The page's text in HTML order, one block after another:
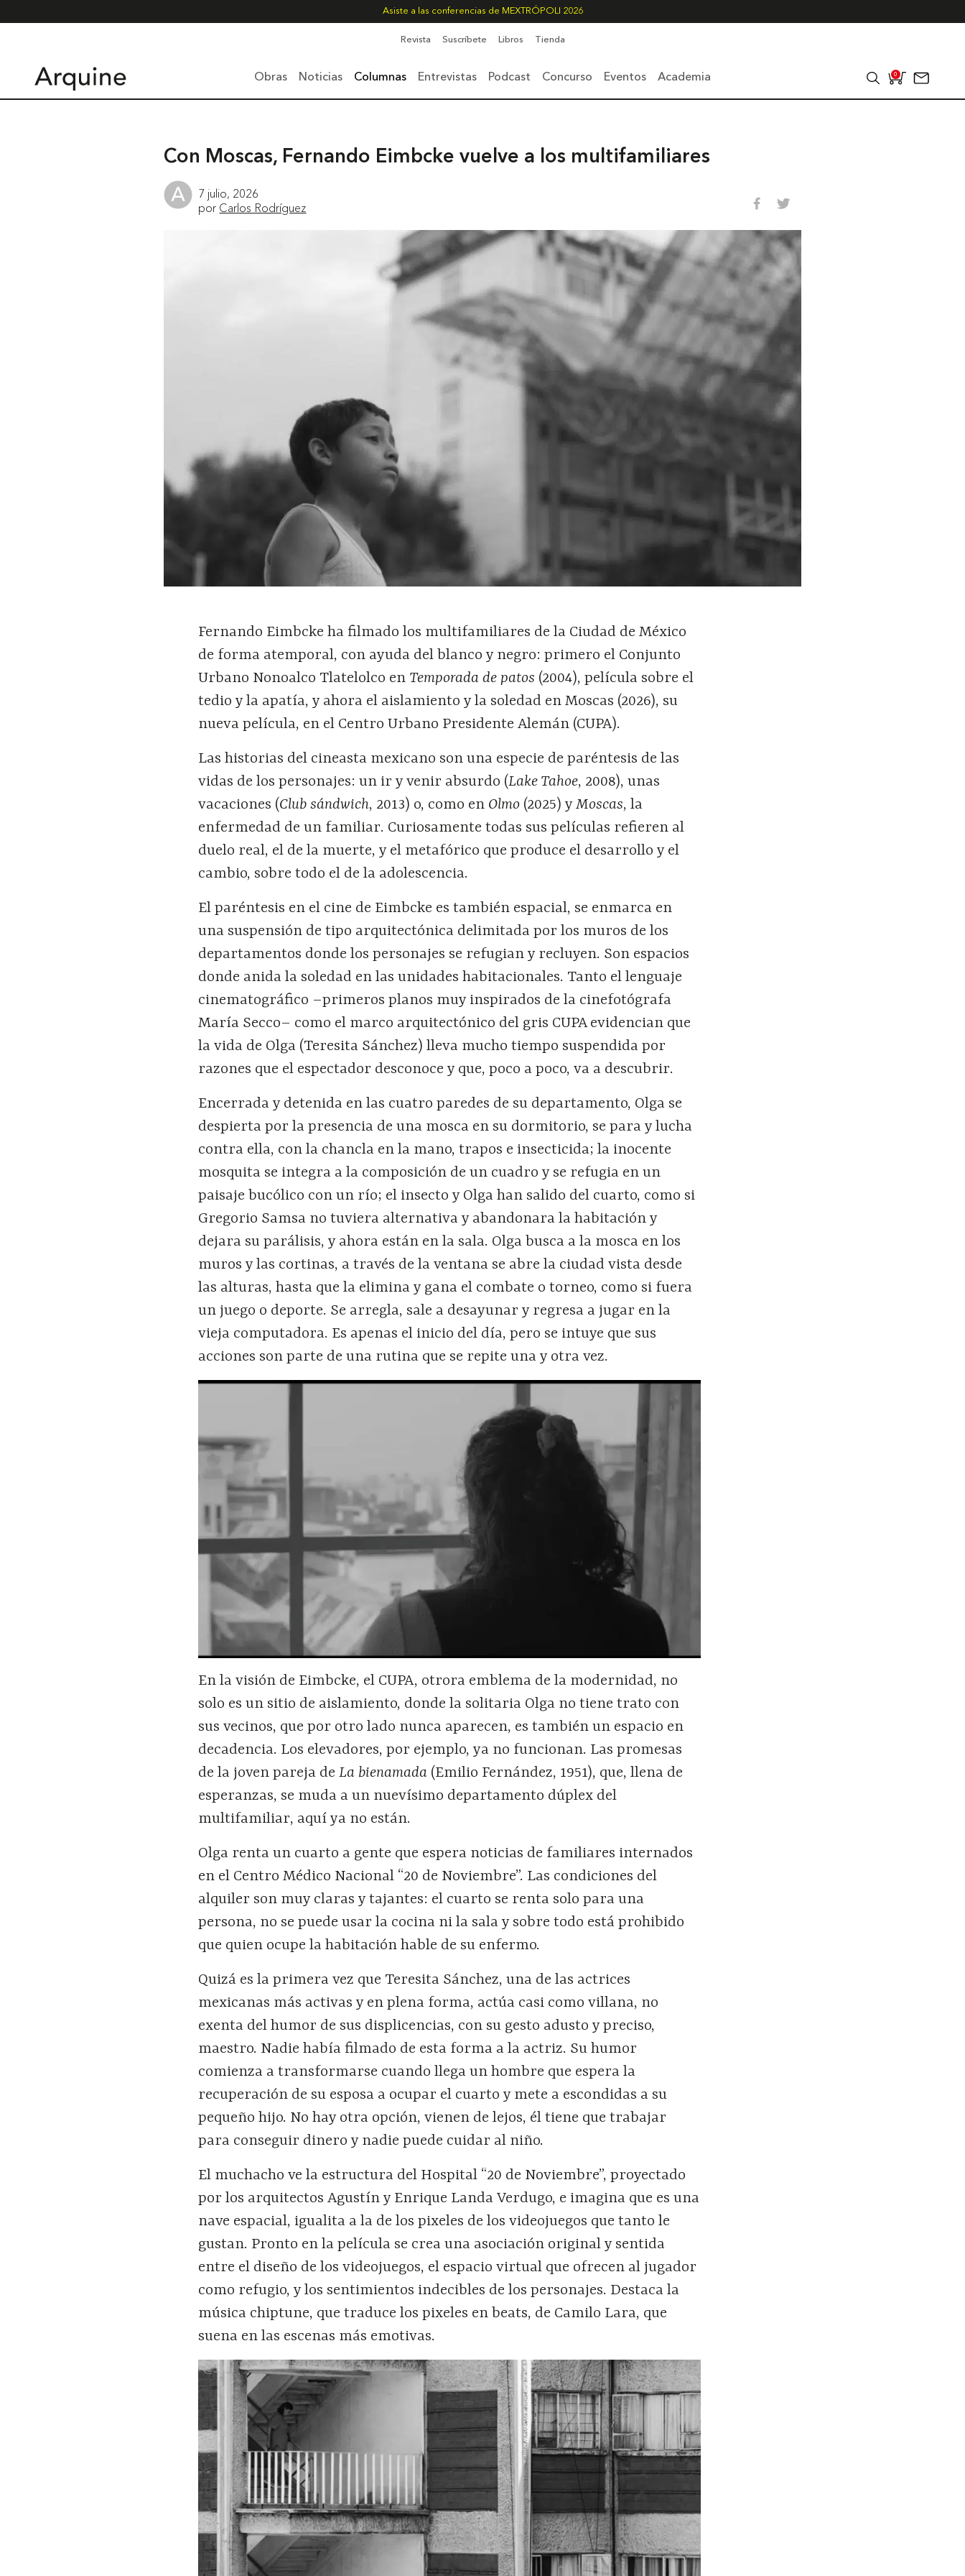
Asiste a las conferencias de MEXTRÓPOLI 2026
Revista Suscríbete Libros Tienda
Obras Noticias Columnas Entrevistas Podcast Concurso Eventos Academia 0
Con Moscas, Fernando Eimbcke vuelve a los multifamiliares
7 julio, 2026
por Carlos Rodríguez
Fernando Eimbcke ha filmado los multifamiliares de la Ciudad de México
de forma atemporal, con ayuda del blanco y negro: primero el Conjunto
Urbano Nonoalco Tlatelolco en Temporada de patos (2004), película sobre el
tedio y la apatía, y ahora el aislamiento y la soledad en Moscas (2026), su
nueva película, en el Centro Urbano Presidente Alemán (CUPA).
Las historias del cineasta mexicano son una especie de paréntesis de las
vidas de los personajes: un ir y venir absurdo (Lake Tahoe, 2008), unas
vacaciones (Club sándwich, 2013) o, como en Olmo (2025) yMoscas, la
enfermedad de un familiar. Curiosamente todas sus películas refieren al
duelo real, el de la muerte, y el metafórico que produce el desarrollo y el
cambio, sobre todo el de la adolescencia.
El paréntesis en el cine de Eimbcke es también espacial, se enmarca en
una suspensión de tipo arquitectónica delimitada por los muros de los
departamentos donde los personajes se refugian y recluyen. Son espacios
donde anida la soledad en las unidades habitacionales. Tanto el lenguaje
cinematográfico –primeros planos muy inspirados de la cinefotógrafa
María Secco– como el marco arquitectónico del gris CUPA evidencian que
la vida de Olga (Teresita Sánchez) lleva mucho tiempo suspendida por
razones que el espectador desconoce y que, poco a poco, va a descubrir.
Encerrada y detenida en las cuatro paredes de su departamento, Olga se
despierta por la presencia de una mosca en su dormitorio, se para y lucha
contra ella, con la chancla en la mano, trapos e insecticida; la inocente
mosquita se integra a la composición de un cuadro y se refugia en un
paisaje bucólico con un río; el insecto y Olga han salido del cuarto, como si
Gregorio Samsa no tuviera alternativa y abandonara la habitación y
dejara su parálisis, y ahora están en la sala. Olga busca a la mosca en los
muros y las cortinas, a través de la ventana se abre la ciudad vista desde
las alturas, hasta que la elimina y gana el combate o torneo, como si fuera
un juego o deporte. Se arregla, sale a desayunar y regresa a jugar en la
vieja computadora. Es apenas el inicio del día, pero se intuye que sus
acciones son parte de una rutina que se repite una y otra vez.
En la visión de Eimbcke, el CUPA, otrora emblema de la modernidad, no
solo es un sitio de aislamiento, donde la solitaria Olga no tiene trato con
sus vecinos, que por otro lado nunca aparecen, es también un espacio en
decadencia. Los elevadores, por ejemplo, ya no funcionan. Las promesas
de la joven pareja deLa bienamada (Emilio Fernández, 1951), que, llena de
esperanzas, se muda a un nuevísimo departamento dúplex del
multifamiliar, aquí ya no están.
Olga renta un cuarto a gente que espera noticias de familiares internados
en el Centro Médico Nacional “20 de Noviembre”. Las condiciones del
alquiler son muy claras y tajantes: el cuarto se renta solo para una
persona, no se puede usar la cocina ni la sala y sobre todo está prohibido
que quien ocupe la habitación hable de su enfermo.
Quizá es la primera vez que Teresita Sánchez, una de las actrices
mexicanas más activas y en plena forma, actúa casi como villana, no
exenta del humor de sus displicencias, con su gesto adusto y preciso,
maestro. Nadie había filmado de esta forma a la actriz. Su humor
comienza a transformarse cuando llega un hombre que espera la
recuperación de su esposa a ocupar el cuarto y mete a escondidas a su
pequeño hijo. No hay otra opción, vienen de lejos, él tiene que trabajar
para conseguir dinero y nadie puede cuidar al niño.
El muchacho ve la estructura del Hospital “20 de Noviembre”, proyectado
por los arquitectos Agustín y Enrique Landa Verdugo, e imagina que es una
nave espacial, igualita a la de los pixeles de los videojuegos que tanto le
gustan. Pronto en la película se crea una asociación original y sentida
entre el diseño de los videojuegos, el espacio virtual que ofrecen al jugador
como refugio, y los sentimientos indecibles de los personajes. Destaca la
música chiptune, que traduce los pixeles en beats, de Camilo Lara, que
suena en las escenas más emotivas.